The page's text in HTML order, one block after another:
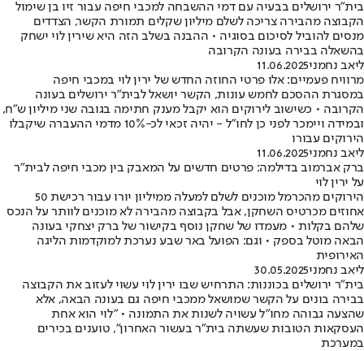
בית"ר ירושלים בבעיה עם דמי ההשבחה למכבי חיפה עבור זיו בן שימול
הקבוצה מהבירה צריכה לשלם מיליון שקלים תמורת הקשר, הצדדים
מנסים להוביל לסיכום בסוגיה • ההבנה בשלב הזה היא שירין לוי ישחק
בהשאלה בבירה בעונה הקרובה
ליאב נחמני11.06.2025
מרוויח פעמיים: אלו פרטי החוזה החדש של ירין לוי במכבי חיפה
במסגרת ההסכם לחמש עונות, הקשר יושאל לבית"ר ירושלים בעונה
הקרובה • כשישוב לירוקים הוא יקבל מענק חתימה בגובה שני מיליון ש"ח,
ובמידה ויימכר לפני כן לחו"ל - יהיה זכאי לכ-10% מדמי ההעברה שיקבלו
הירוקים עבורו
ליאב נחמני11.06.2025
ברק אברמוב בדילמה: פרטים חדשים על המאבק בין מכבי חיפה לבית"ר
על ירין לוי
הירוקים מהכרמל מוכנים לשלם למעלה ממיליון יורו עבור רכישת 50
אחוזים מכרטיס השחקן, אבל בקבוצה מהבירה לא מוכנים לוותר על הנכס
שלהם בקלות • מעמדו של שחקן נוסף בקישור של ברק יצחקי בעונה
הבאה מוטל בספק • וגם: הפועל באר שבע נערכת למוקדמות הליגה
האירופית
ליאב נחמני30.05.2025
בית"ר ירושלים בכוננות: התרחיש שבו ירין לוי עשוי לעזוב את הקבוצה
בבירה בונים על הקשר שמושאל ממכבי חיפה גם בעונה הבאה, אלא
שהצעה גבוהה מחו"ל עשויה לשנות את התמונה • "לוי הוא אחת
העסקאות הטובות שעשתה בית"ר בעשור האחרון", טוענים בכירים
במערכת